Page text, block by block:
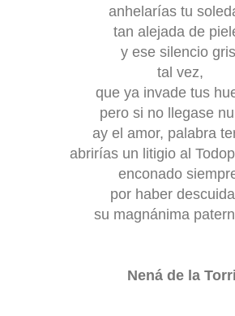
anhelarías tu
tan alejada de
y ese silencio
tal vez,
que ya invade tus
pero si no llegase
ay el amor, palabra
abrirías un litigio al
enconado
por haber
su magnánima
Nená de la